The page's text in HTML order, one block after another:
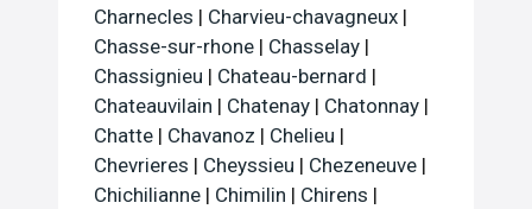
Charnecles | Charvieu-chavagneux |
Chasse-sur-rhone | Chasselay |
Chassignieu | Chateau-bernard |
Chateauvilain | Chatenay | Chatonnay |
Chatte | Chavanoz | Chelieu |
Chevrieres | Cheyssieu | Chezeneuve |
Chichilianne | Chimilin | Chirens |